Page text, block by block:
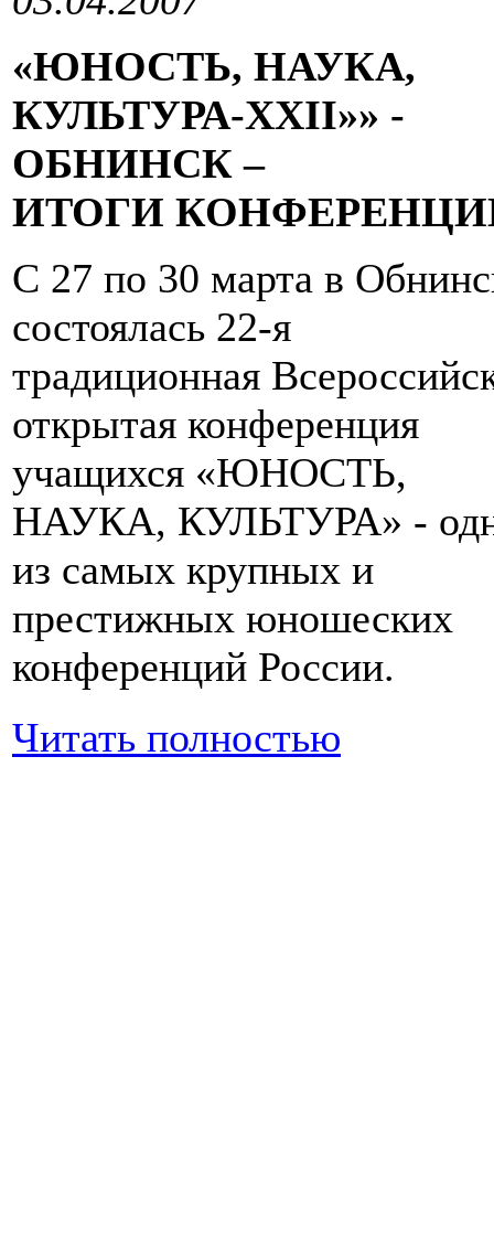
«ЮНОСТЬ, НАУКА,
КУЛЬТУРА-XXII»» -
ОБНИНСК –
ИТОГИ
С 27 по 30 марта в
состоялась 22-я
традиционная
открытая конференция
учащихся «ЮНОСТЬ,
НАУКА, КУЛЬТУРА» -
из самых крупных и
престижных юношеских
конференций России.
Читать полностью